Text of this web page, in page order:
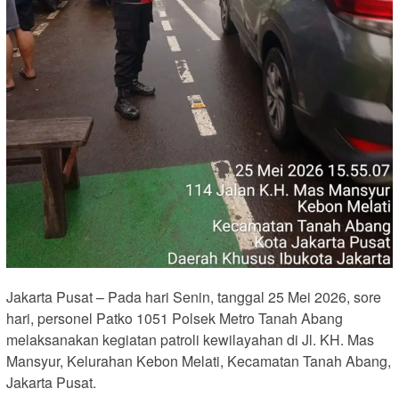
Jakarta Pusat – Pada hari Senin, tanggal 25 Mei 2026, sore
hari, personel Patko 1051 Polsek Metro Tanah Abang
melaksanakan kegiatan patroli kewilayahan di Jl. KH. Mas
Mansyur, Kelurahan Kebon Melati, Kecamatan Tanah Abang,
Jakarta Pusat.